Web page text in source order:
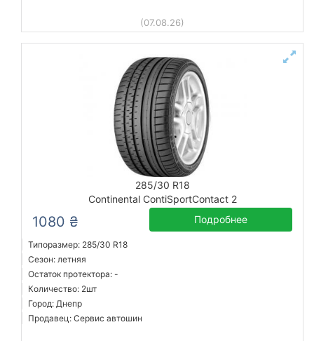
(07.08.26)
285/30 R18
Continental ContiSportContact 2
1080 ₴ Подробнее
Типоразмер: 285/30 R18
Сезон: летняя
Остаток протектора: -
Количество: 2шт
Город: Днепр
Продавец: Сервис автошин